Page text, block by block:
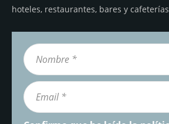
hoteles, restaurantes, bares y